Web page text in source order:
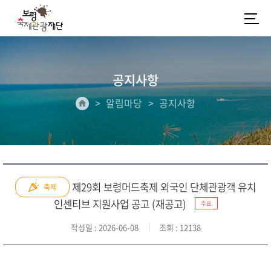
공지사항
알림마당 공지사항
축제
제29회 보령머드축제 외국인 단체관광객 유치
인센티브 지원사업 공고 (재공고)
주요
작성일 : 2026-06-08 조회 : 12138